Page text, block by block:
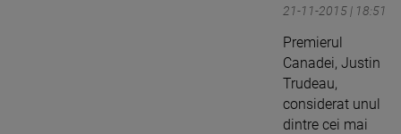
21-11-2015 | 18:51
Premierul
Canadei, Justin
Trudeau,
considerat unul
dintre cei mai